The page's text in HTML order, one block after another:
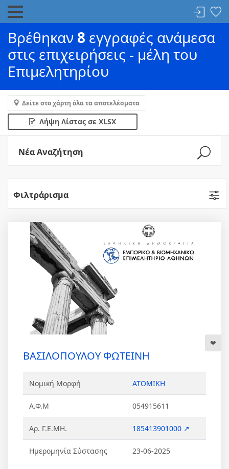
Βρέθηκαν 8 εγγραφές ανάμεσα
στις επιχειρήσεις - μέλη του
Επιμελητηρίου
Δείτε στο χάρτη όλα τα αποτελέσματα
Λήψη Λίστας σε XLSX
Νέα Αναζήτηση
Φιλτράρισμα
ΒΑΣΙΛΟΠΟΥΛΟΥ ΦΩΤΕΙΝΗ
Νομική Μορφή ΑΤΟΜΙΚΗ
Α.Φ.Μ 054915611
Αρ. Γ.Ε.ΜΗ. 185413901000 ↗
Ημερομηνία Σύστασης 23-06-2025